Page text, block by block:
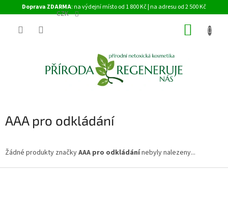
na
Doprava ZDARMA: na výdejní místo od 1 800 Kč | na adresu od 2 500 Kč
CZK
AAA pro odkládání
Žádné produkty značkyAAA pro odkládánínebyly nalezeny...